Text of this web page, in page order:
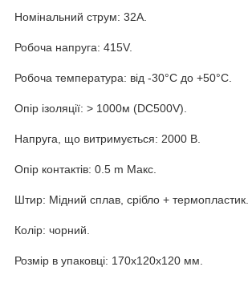
Номінальний струм: 32A.
Робоча напруга: 415V.
Робоча температура: від -30°C до +50°C.
Опір ізоляції: > 1000м (DC500V).
Напруга, що витримується: 2000 В.
Опір контактів: 0.5 m Макс.
Штир: Мідний сплав, срібло + термопластик.
Колір: чорний.
Розмір в упаковці: 170х120х120 мм.